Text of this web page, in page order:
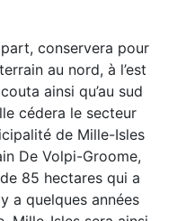
conservera pour
au nord, à l’est
ainsi qu’au sud
cédera le secteur
de Mille-Isles
De Volpi-Groome,
85 hectares qui a
a quelques années